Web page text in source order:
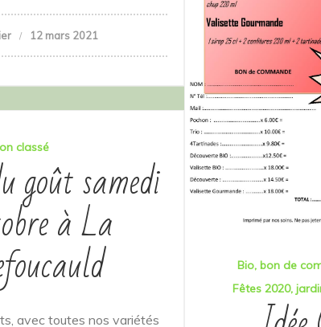
12 mars 2021
Bio bon de
Fêtes 2020
classé
goût samedi
à La
avec toutes nos variétés